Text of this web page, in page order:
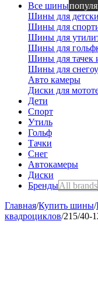
Все шины
Шины для
Шины для
Шины для
Шины для
Шины для тачек
Шины для
Авто камеры
Диски для
Дети
Спорт
Утиль
Гольф
Тачки
Снег
Автокамеры
Диски
БрендыAll brands
Главная/Купить шины/
квадроциклов/215/40-